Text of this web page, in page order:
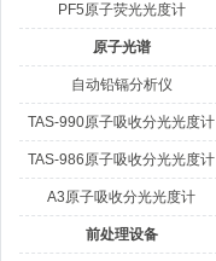
PF5原子荧光光度计
原子光谱
自动铅镉分析仪
TAS-990原子吸收分光光度计
TAS-986原子吸收分光光度计
A3原子吸收分光光度计
前处理设备